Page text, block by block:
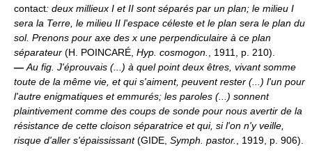
contact: deux millieux I et II sont séparés par un plan; le milieu I
sera la Terre, le milieu II l'espace céleste et le plan sera le plan du
sol. Prenons pour axe des x une perpendiculaire à ce plan
séparateur (H. POINCARÉ, Hyp. cosmogon.
, 1911, p. 210).
— Au fig. J'éprouvais (...) à quel point deux êtres, vivant somme
toute de la même vie, et qui s'aiment, peuvent rester (...) l'un pour
l'autre enigmatiques et emmurés; les paroles (...) sonnent
plaintivement comme des coups de sonde pour nous avertir de la
résistance de cette cloison séparatrice et qui, si l'on n'y veille,
risque d'aller s'épaississant(GIDE, Symph. pastor. , 1919, p. 906).